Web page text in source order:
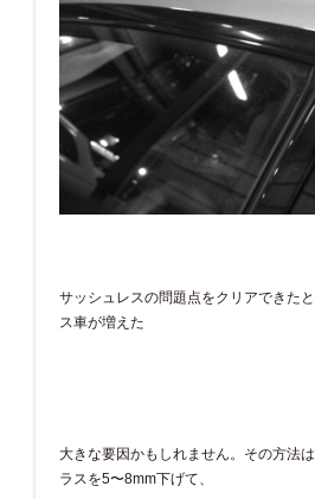
サッシュレスの問題点をクリアできた
ス車が増えた
大きな要因かもしれません。その方法
ラスを5〜8mm下げて、